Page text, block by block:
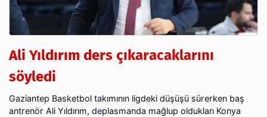
Ali Yıldırım ders çıkaracaklarını
söyledi
Gaziantep Basketbol takımının ligdeki düşüşü sürerken baş
antrenör Ali Yıldırım, deplasmanda mağlup oldukları Konya